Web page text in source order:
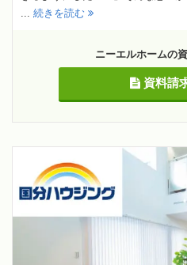
... 続きを読む
ニーエルホームの
資料請